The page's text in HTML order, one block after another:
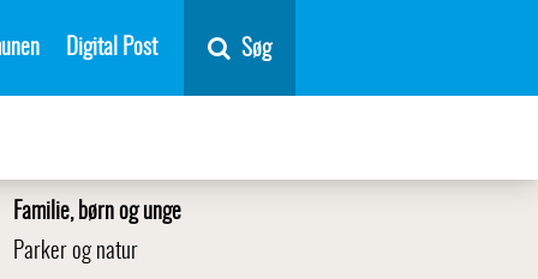
Digital Post Søg
Familie, børn og unge
Parker og natur